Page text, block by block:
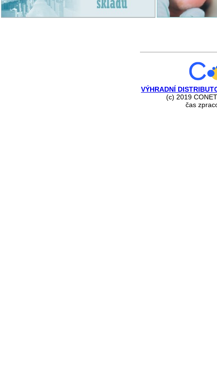
VÝHRADNÍ
(c) 2019
čas